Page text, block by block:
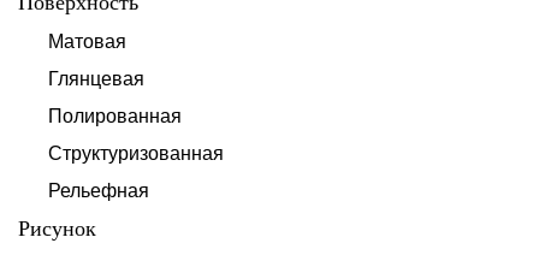
Матовая
Глянцевая
Полированная
Структуризованная
Рельефная
Рисунок